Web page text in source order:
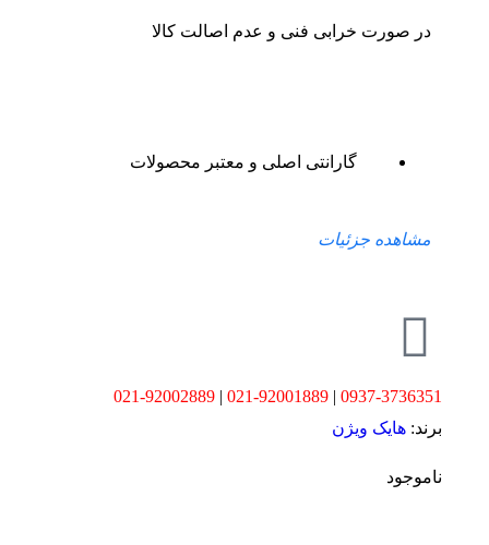
در صورت خرابی فنی و عدم اصالت کالا
گارانتی اصلی و معتبر محصولات
مشاهده جزئیات
0937-3736351
|
021-92001889
|
021-92002889
برند:هایک ویژن
ناموجود